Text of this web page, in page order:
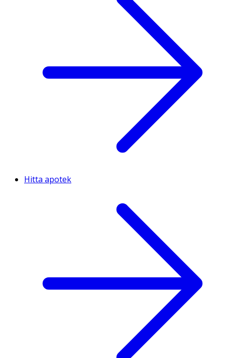
Hitta apotek